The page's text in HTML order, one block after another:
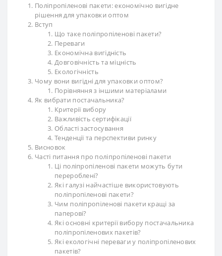
Поліпропіленові пакети: економічно вигідне
рішення для упаковки оптом
Вступ
Що таке поліпропіленові пакети?
Переваги
Економічна вигідність
Довговічність та міцність
Екологічність
Чому вони вигідні для упаковки оптом?
Порівняння з іншими матеріалами
Як вибрати постачальника?
Критерії вибору
Важливість сертифікації
Області застосування
Тенденції та перспективи ринку
Висновок
Часті питання про поліпропіленові пакети
Ці поліпропіленові пакети можуть бути
перероблені?
Які галузі найчастіше використовують
поліпропіленові пакети?
Чим поліпропіленові пакети кращі за
паперові?
Які основні критерії вибору постачальника
поліпропіленових пакетів?
Які екологічні переваги у поліпропіленових
пакетів?